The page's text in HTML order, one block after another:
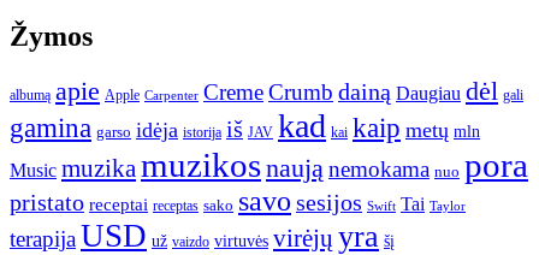
Žymos
albumą apie Apple Carpenter CremeCrumb dainą Daugiau dėl gali
gamina garso idėja istorija iš JAV kad kai kaip metų mln
Music muzikamuzikosnaują nemokama nuo pora
pristato receptai receptas sako savo sesijos Swift Tai Taylor
terapijaUSD už vaizdo virtuvės virėjų yra šį